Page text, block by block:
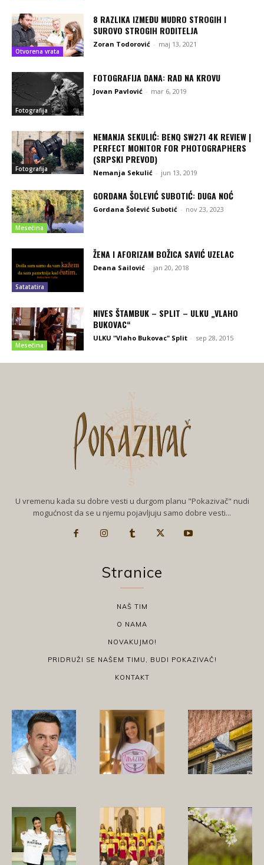
Otvorena vrata
8 RAZLIKA IZMEĐU MUDRO STROGIH I
SUROVO STROGIH RODITELJA
Zoran Todorović - maj 13, 2021
Fotografija
FOTOGRAFIJA DANA: RAD NA KROVU
Jovan Pavlović - mar 6, 2019
Fotografija
NEMANJA SEKULIĆ: BENQ SW271 4K REVIEW |
PERFECT MONITOR FOR PHOTOGRAPHERS
(SRPSKI PREVOD)
Nemanja Sekulić - jun 13, 2019
Mesečina
GORDANA ŠOLEVIĆ SUBOTIĆ: DUGA NOĆ
Gordana Šolević Subotić - nov 23, 2023
Satatatira
ŽENA I AFORIZAM BOŽICA SAVIĆ UZELAC
Deana Sailović - jan 20, 2018
Mesečina
NIVES ŠTAMBUK – SPLIT – ULKU „VLAHO
BUKOVAC“
ULKU "Vlaho Bukovac" Split - sep 28, 2015
U vremenu kada su dobre vesti u durgom planu "Pokazivač" nudi
mogućnost da se u njemu pojavljuju samo dobre vesti...
Stranice
NAŠ TIM
O NAMA
NOVAKUJMO!
PRIDRUŽI SE NAŠEM TIMU, BUDI POKAZIVAČ!
KONTAKT